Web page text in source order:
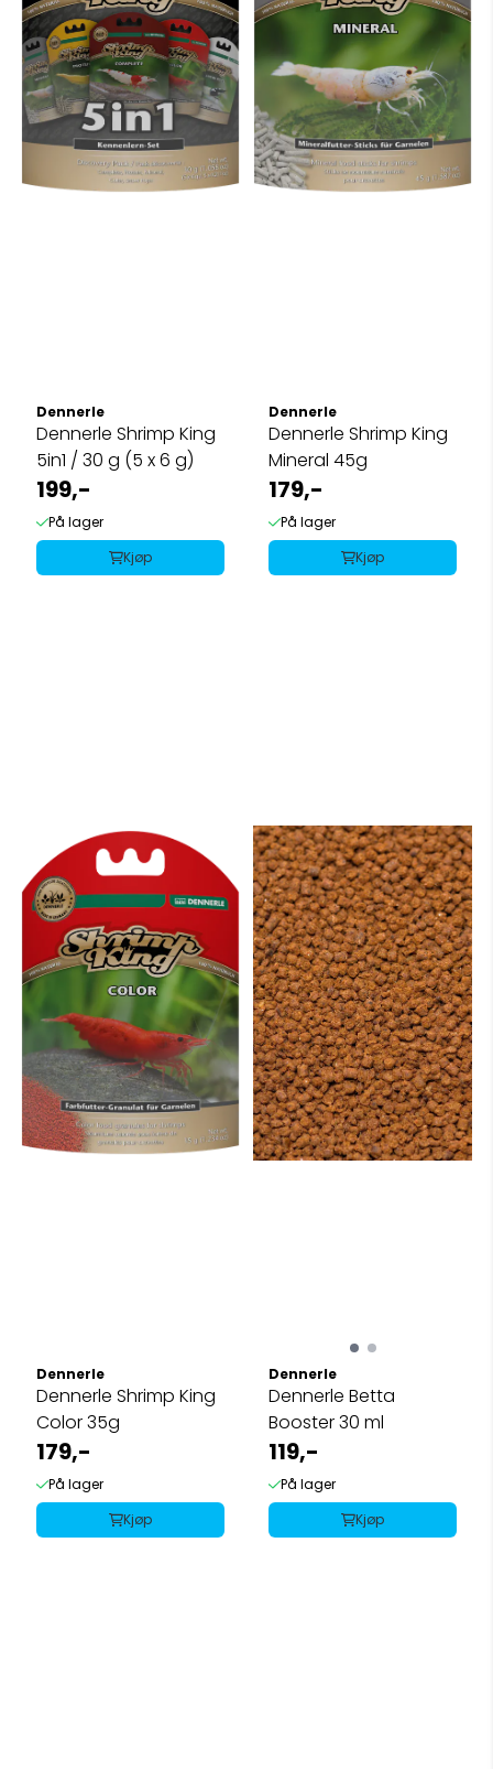
Dennerle
Dennerle Shrimp King
5in1 / 30 g (5 x 6 g)
199,-
På lager
Kjøp
Dennerle
Dennerle Shrimp King
Mineral 45g
179,-
På lager
Kjøp
Dennerle
Dennerle Shrimp King
Color 35g
179,-
På lager
Kjøp
Dennerle
Dennerle Betta
Booster 30 ml
119,-
På lager
Kjøp